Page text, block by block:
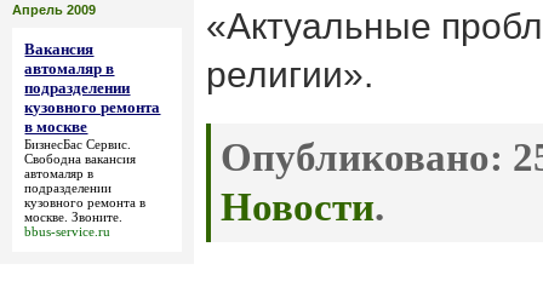
Апрель 2009
Вакансия
автомаляр в
подразделении
кузовного ремонта
в москве
БизнесБас Сервис.
Свободнавакансия
автомаляр в
подразделении
кузовного ремонта в
москве . Звоните.
bbus-service.ru
«Актуальные
религии».
Опубликовано:
Новости.